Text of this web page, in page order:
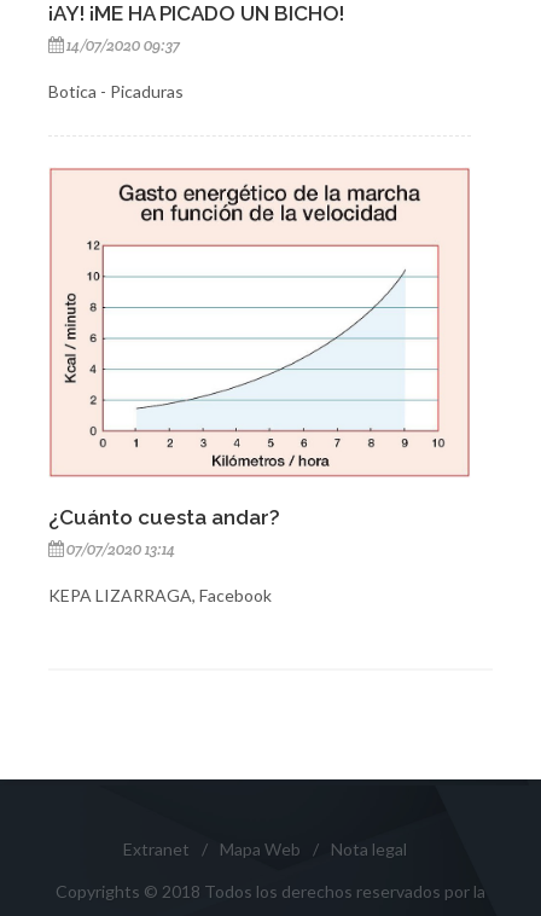
¡AY! ¡ME HA PICADO UN BICHO!
14/07/2020 09:37
Botica - Picaduras
¿Cuánto cuesta andar?
07/07/2020 13:14
KEPA LIZARRAGA, Facebook
Extranet / Mapa Web / Nota legal
Copyrights © 2018 Todos los derechos reservados por la